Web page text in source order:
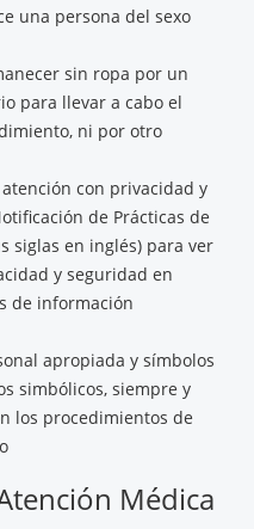
una persona del sexo
sin ropa por un
para llevar a cabo el
ni por otro
con privacidad y
de Prácticas de
siglas en inglés) para ver
y seguridad en
de información
apropiada y símbolos
simbólicos, siempre y
los procedimientos de
Médica